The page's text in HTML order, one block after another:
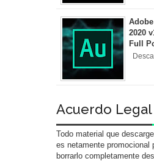
2020
Full
Acuerdo Legal
Todo material que
es netamente promocional
borrarlo completamente